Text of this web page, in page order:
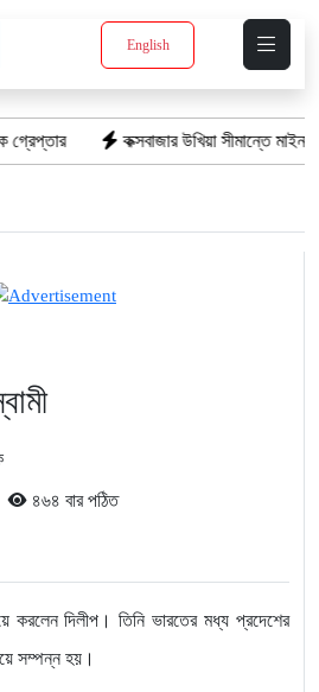
English
কক্সবাজার উখিয়া সীমান্তে মাইন
৪৬৪ বার পঠিত
দিলীপ। তিনি ভারতের মধ্য প্রদেশের
সম্পন্ন হয়।